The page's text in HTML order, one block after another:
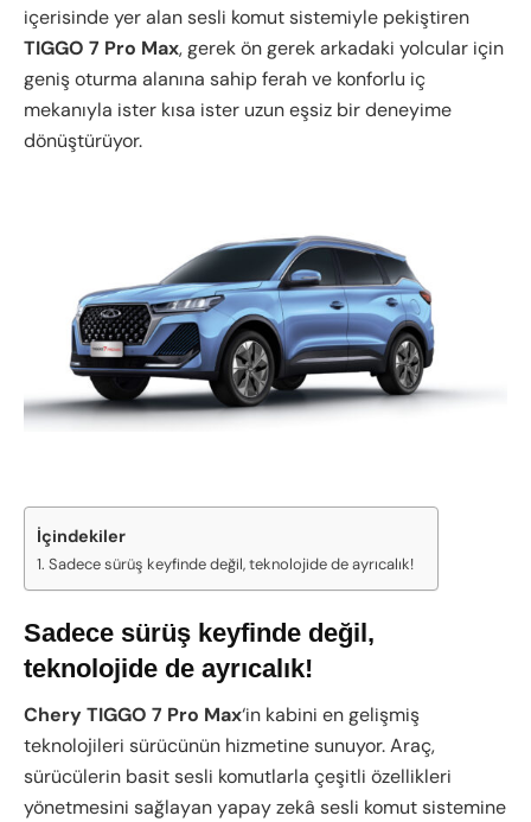
içerisinde yer alan sesli komut sistemiyle pekiştiren
TIGGO 7 Pro Max, gerek ön gerek arkadaki yolcular için
geniş oturma alanına sahip ferah ve konforlu iç
mekanıyla ister kısa ister uzun eşsiz bir deneyime
dönüştürüyor.
İçindekiler
Sadece sürüş keyfinde değil, teknolojide de ayrıcalık!
Sadece sürüş keyfinde değil,
teknolojide de ayrıcalık!
Chery TIGGO 7 Pro Max‘in kabini en gelişmiş
teknolojileri sürücünün hizmetine sunuyor. Araç,
sürücülerin basit sesli komutlarla çeşitli özellikleri
yönetmesini sağlayan yapay zekâ sesli komut sistemine